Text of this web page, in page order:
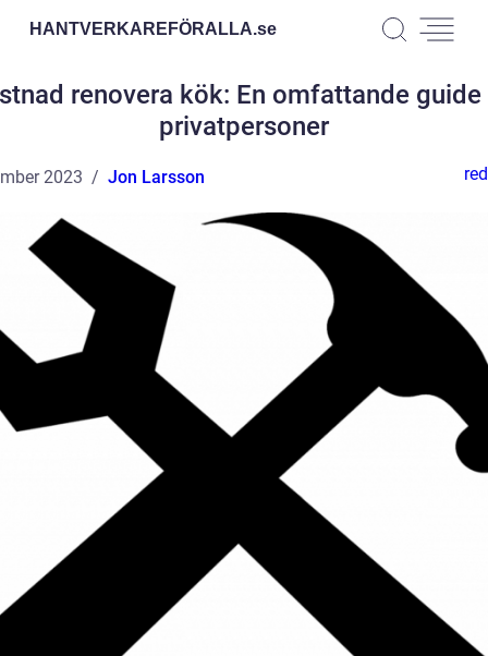
HANTVERKAREFÖRALLA.se
renovera kök: En omfattande
privatpersoner
2023 Jon Larsson